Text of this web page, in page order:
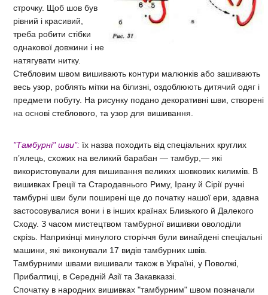
строчку. Щоб шов був
рівний і красивий,
треба робити стібки
однакової довжини і не
натягувати нитку.
Стебловим швом вишивають контури малюнків або зашивають
весь узор, роблять мітки на білизні, оздоблюють дитячий одяг і
предмети побуту. На рисунку подано декоративні шви, створені
на основі стеблового, та узор для вишивання.
"Тамбурні" шви": їх назва походить від спеціальних круглих
п’ялець, схожих на великий барабан — тамбур,— які
використовували для вишивання великих шовкових килимів. В
вишивках Греції та Стародавнього Риму, Ірану й Сірії ручні
тамбурні шви були поширені ще до початку нашої ери, здавна
застосовувалися вони і в інших країнах Близького й Далекого
Сходу. З часом мистецтвом тамбурної вишивки оволоділи
скрізь. Наприкінці минулого сторіччя були винайдені спеціальні
машини, які виконували 17 видів тамбурних швів.
Тамбурними швами вишивали також в Україні, у Поволжі,
Прибалтиці, в Середній Азії та Закавказзі.
Спочатку в народних вишивках "тамбурним" швом позначали